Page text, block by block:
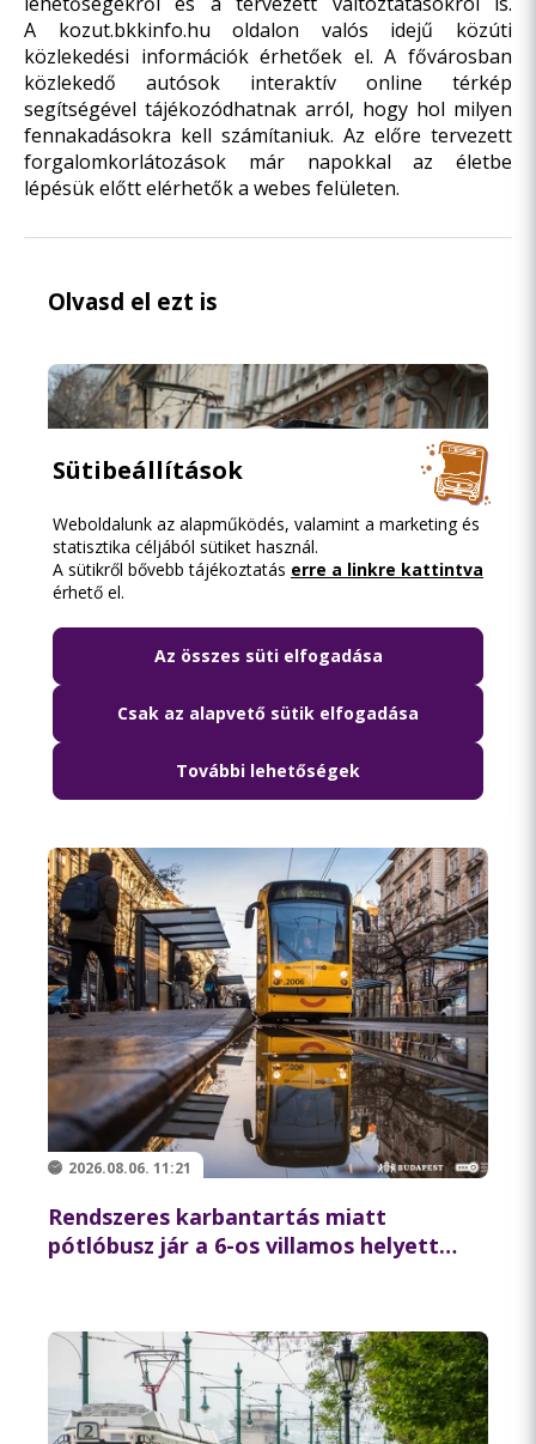
A kozut.bkkinfo.hu oldalon valós idejű közúti
közlekedési információk érhetőek el. A fővárosban
közlekedő autósok interaktív online térkép
segítségével tájékozódhatnak arról, hogy hol milyen
fennakadásokra kell számítaniuk. Az előre tervezett
forgalomkorlátozások már napokkal az életbe
lépésük előtt elérhetők a webes felületen.
Olvasd el ezt is
Pótlóbusz jár az 51A villamos helyett két
augusztusi hétvégén
2026.08.06. 11:21
Rendszeres karbantartás miatt
pótlóbusz jár a 6-os villamos helyett
Sütibeállítások
Weboldalunk az alapműködés, valamint a marketing és
statisztika céljából sütiket használ.
A sütikről bővebb tájékoztatás erre a linkre kattintva
érhető el.
Az összes süti elfogadása
Csak az alapvető sütik elfogadása
További lehetőségek